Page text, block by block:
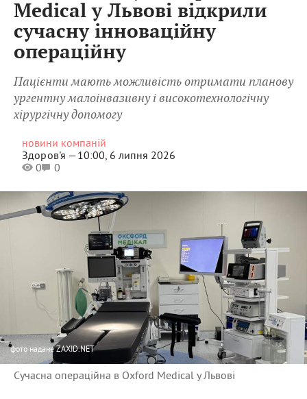
Medical у Львові відкрили
сучасну інноваційну
операційну
Пацієнти мають можливість отримати планову
ургентну малоінвазивну і високотехнологічну
хірургічну допомогу
новини компаній
Здоров'я —10:00, 6 липня 2026
0
0
фото надане ZAXID.NET
Сучасна операційна в Oxford Medical у Львові